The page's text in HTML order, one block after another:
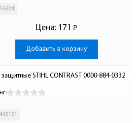
Цена: 171 Р
-
Добавить в корзину
STIHL CONTRAST 0000-884-0332